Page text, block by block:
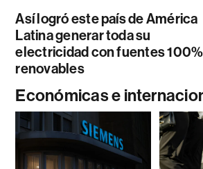
Así logró este país de América
Latina generar toda su
electricidad con fuentes 100%
renovables
Económicas e